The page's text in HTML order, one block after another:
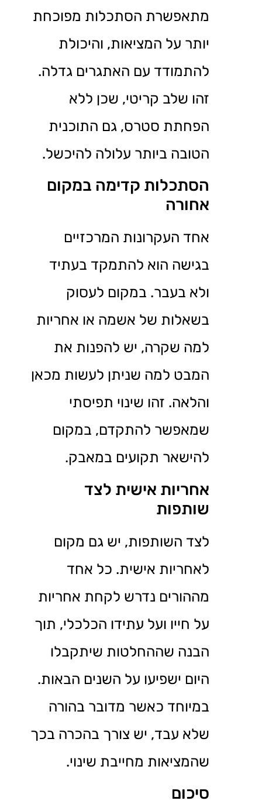
מתאפשרת הסתכלות מפוכחת
יותר על המציאות, והיכולת
להתמודד עם האתגרים גדלה.
זהו שלב קריטי, שכן ללא
הפחתת סטרס, גם התוכנית
הטובה ביותר עלולה להיכשל.
הסתכלות קדימה במקום
אחורה
אחד העקרונות המרכזיים
בגישה הוא להתמקד בעתיד
ולא בעבר. במקום לעסוק
בשאלות של אשמה או אחריות
למה שקרה, יש להפנות את
המבט למה שניתן לעשות מכאן
והלאה. זהו שינוי תפיסתי
שמאפשר להתקדם, במקום
להישאר תקועים במאבק.
אחריות אישית לצד
שותפות
לצד השותפות, יש גם מקום
לאחריות אישית. כל אחד
מההורים נדרש לקחת אחריות
על חייו ועל עתידו הכלכלי, תוך
הבנה שההחלטות שיתקבלו
היום ישפיעו על השנים הבאות.
במיוחד כאשר מדובר בהורה
שלא עבד, יש צורך בהכרה בכך
שהמציאות מחייבת שינוי.
סיכום